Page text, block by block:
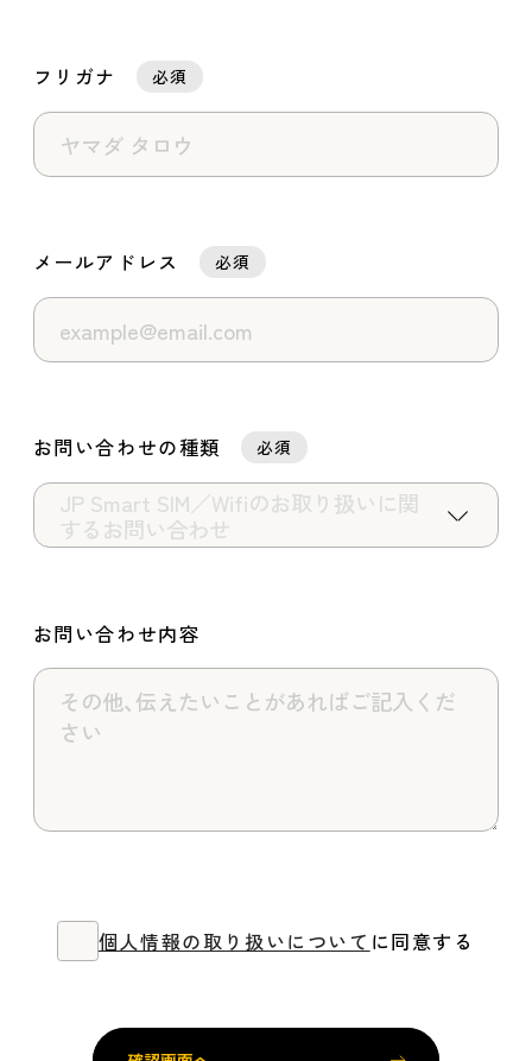
フリガナ 必須
メールアドレス 必須
お問い合わせの種類 必須
お問い合わせ内容
個人情報の取り扱いについて に同意する